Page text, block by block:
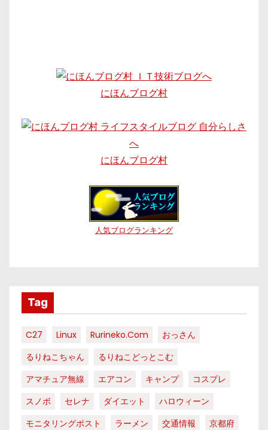
にほんブログ村
にほんブログ村
人気ブログランキング
Tag
C27 Linux Rurineko.com
おっさん
るりねこちゃん
るりねこどっとこむ
アマチュア無線
エアコン キャンプ
コスプレ
スノボ
セレナ ダイエット
ハロウィーン
モニタリングポスト
ラーメン 交通情報
京都府